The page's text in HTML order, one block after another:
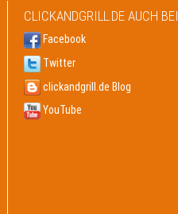
CLICKANDGRILL.DE AUCH BEI
Facebook
Twitter
clickandgrill.de Blog
YouTube